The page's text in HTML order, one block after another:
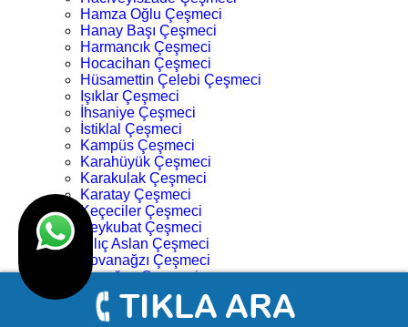
Hamza Oğlu Çeşmeci
Hanay Başı Çeşmeci
Harmancık Çeşmeci
Hocacihan Çeşmeci
Hüsamettin Çelebi Çeşmeci
Işıklar Çeşmeci
İhsaniye Çeşmeci
İstiklal Çeşmeci
Kampüs Çeşmeci
Karahüyük Çeşmeci
Karakulak Çeşmeci
Karatay Çeşmeci
Keçeciler Çeşmeci
Keykubat Çeşmeci
Kılıç Aslan Çeşmeci
Kovanağzı Çeşmeci
Kozağaç Çeşmeci
Köprü Başı Çeşmeci
Köyceğiz Çeşmeci